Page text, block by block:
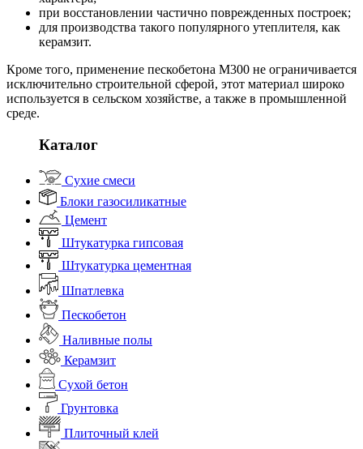
при восстановлении частично поврежденных построек;
для производства такого популярного утеплителя, как
керамзит.
Кроме того, применение пескобетона М300 не ограничивается
исключительно строительной сферой, этот материал широко
используется в сельском хозяйстве, а также в промышленной
среде.
Каталог
Сухие смеси
Блоки газосиликатные
Цемент
Штукатурка гипсовая
Штукатурка цементная
Шпатлевка
Пескобетон
Наливные полы
Керамзит
Сухой бетон
Грунтовка
Плиточный клей